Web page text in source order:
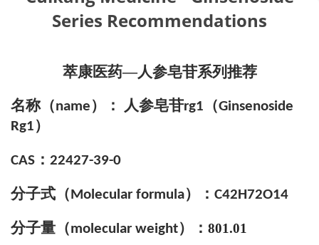
Series Recommendations
萃康医药—人参皂苷系列推荐
名称（name）： 人参皂苷rg1 （Ginsenoside
Rg1）
CAS ： 22427-39-0
分子式 （ Molecular formula） ： C42H72O14
分子量（molecular weight）： 801.01